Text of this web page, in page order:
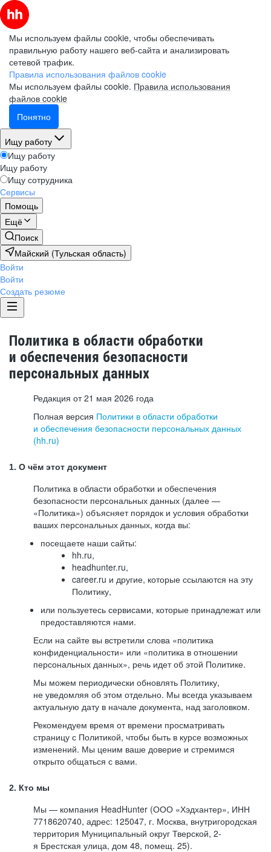
Мы используем файлы cookie, чтобы обеспечивать
правильную работу нашего веб-сайта и анализировать
сетевой трафик.
Правила использования файлов cookie
Мы используем файлы cookie. Правила использования
файлов cookie
Понятно
Ищу работу
Ищу работу
Ищу работу
Ищу сотрудника
Сервисы
Помощь
Ещё
Поиск
Майский (Тульская область)
Войти
Войти
Создать резюме
Политика в области обработки
и обеспечения безопасности
персональных данных
Редакция от 21 мая 2026 года
Полная версия Политики в области обработки
и обеспечения безопасности персональных данных
(hh.ru)
1. О чём этот документ
Политика в области обработки и обеспечения
безопасности персональных данных (далее —
«Политика») объясняет порядок и условия обработки
ваших персональных данных, когда вы:
посещаете наши сайты:
hh.ru,
headhunter.ru,
career.ru и другие, которые ссылаются на эту
Политику,
или пользуетесь сервисами, которые принадлежат или
предоставляются нами.
Если на сайте вы встретили слова «политика
конфиденциальности» или «политика в отношении
персональных данных», речь идет об этой Политике.
Мы можем периодически обновлять Политику,
не уведомляя об этом отдельно. Мы всегда указываем
актуальную дату в начале документа, над заголовком.
Рекомендуем время от времени просматривать
страницу с Политикой, чтобы быть в курсе возможных
изменений. Мы ценим ваше доверие и стремимся
открыто общаться с вами.
2. Кто мы
Мы — компания HeadHunter (ООО «Хэдхантер», ИНН
7718620740, адрес: 125047, г. Москва, внутригородская
территория Муниципальный округ Тверской, 2-
я Брестская улица, дом 48, помещ. 25).